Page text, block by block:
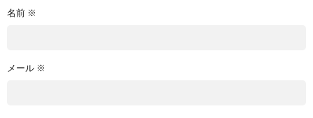
名前 ※
メール ※